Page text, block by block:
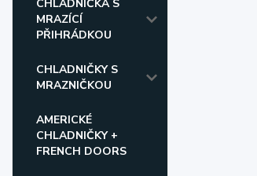
CHLADNIČKA S
MRAZÍCÍ
PŘIHRÁDKOU
CHLADNIČKY S
MRAZNIČKOU
AMERICKÉ
CHLADNIČKY +
FRENCH DOORS